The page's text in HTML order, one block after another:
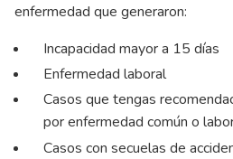
enfermedad que generaron:
Incapacidad mayor a 15 días
Enfermedad laboral
Casos que tengas
por enfermedad común o
Casos con secuelas de